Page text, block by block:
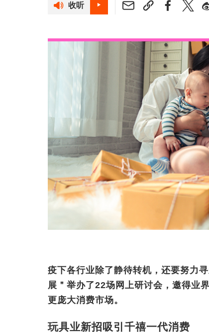
收听
疫下各行业除了静待转机，还要努力
展＂举办了22场网上研讨会，邀得业
更庞大消费市场。
玩具业新招吸引千禧一代消费